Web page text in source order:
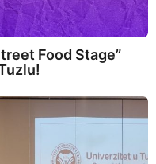
Food Stage”